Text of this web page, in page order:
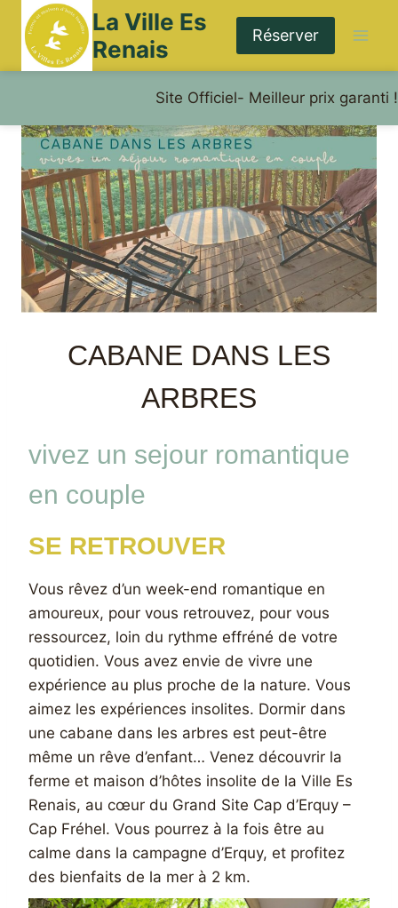
contenu
La Ville Es
Renais
Réserver
Site Officiel- Meilleur prix garanti !
CABANE DANS LES
ARBRES
vivez un sejour romantique
en couple
SE RETROUVER
Vous rêvez d’un week-end romantique en
amoureux, pour vous retrouvez, pour vous
ressourcez, loin du rythme effréné de votre
quotidien. Vous avez envie de vivre une
expérience au plus proche de la nature. Vous
aimez les expériences insolites. Dormir dans
une cabane dans les arbres est peut-être
même un rêve d’enfant… Venez découvrir la
ferme et maison d’hôtes insolite de la Ville Es
Renais, au cœur du Grand Site Cap d’Erquy –
Cap Fréhel. Vous pourrez à la fois être au
calme dans la campagne d’Erquy, et profitez
des bienfaits de la mer à 2 km.